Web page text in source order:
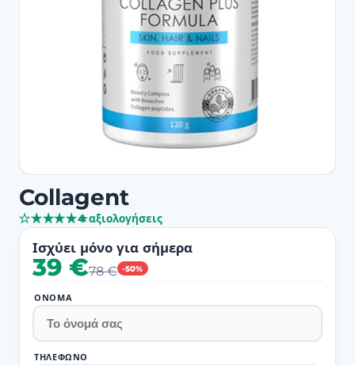
Collagent
★★
★★
★★
★★
★★
4 αξιολογήσεις
Ισχύει μόνο για σήμερα
-50%
39 €78 €
ΌΝΟΜΑ
ΤΗΛΈΦΩΝΟ